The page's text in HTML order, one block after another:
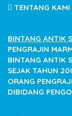
TENTANG KAMI
BINTANG ANTIK
PENGRAJIN
BINTANG ANTIK
SEJAK TAHUN
ORANG
DIBIDANG